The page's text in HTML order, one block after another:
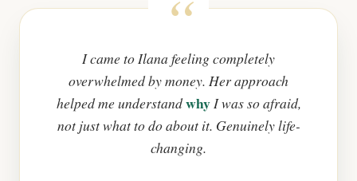
I came to Ilana feeling completely
overwhelmed by money. Her approach
helped me understandwhyI was so afraid,
not just what to do about it. Genuinely life-
changing.